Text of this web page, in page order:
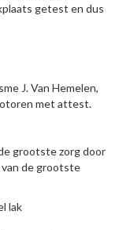
getest en dus
J. Van Hemelen,
met attest.
grootste zorg door
de grootste
lak